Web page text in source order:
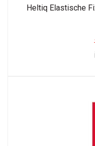
Heltiq Elastische